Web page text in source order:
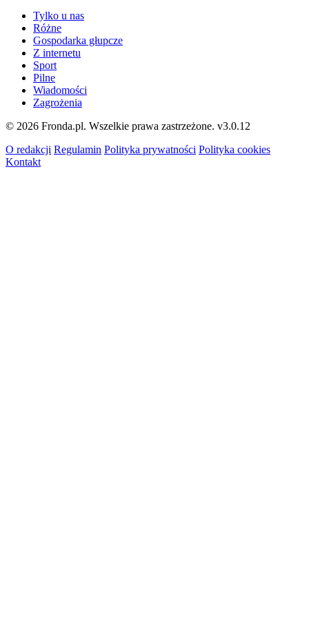
Tylko u nas
Różne
Gospodarka głupcze
Z internetu
Sport
Pilne
Wiadomości
Zagrożenia
© 2026 Fronda.pl. Wszelkie prawa zastrzeżone. v3.0.12
O redakcji Regulamin Polityka prywatności Polityka cookies
Kontakt